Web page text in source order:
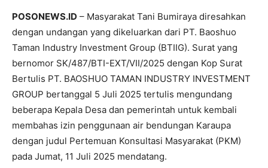
POSONEWS.ID – Masyarakat Tani Bumiraya diresahkan
dengan undangan yang dikeluarkan dari PT. Baoshuo
Taman Industry Investment Group (BTIIG). Surat yang
bernomor SK/487/BTI-EXT/VII/2025 dengan Kop Surat
Bertulis PT. BAOSHUO TAMAN INDUSTRY INVESTMENT
GROUP bertanggal 5 Juli 2025 tertulis mengundang
beberapa Kepala Desa dan pemerintah untuk kembali
membahas izin penggunaan air bendungan Karaupa
dengan judul Pertemuan Konsultasi Masyarakat (PKM)
pada Jumat, 11 Juli 2025 mendatang.